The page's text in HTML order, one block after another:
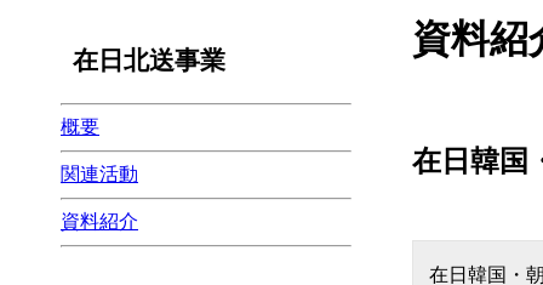
在日北送事業
概要
関連活動
資料紹介
資料紹
在日韓国
在日韓国・